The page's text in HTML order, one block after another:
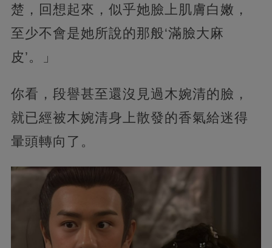
楚，回想起來，似乎她臉上肌膚白嫩，
至少不會是她所說的那般‘滿臉大麻
皮’。」
你看，段譽甚至還沒見過木婉清的臉，
就已經被木婉清身上散發的香氣給迷得
暈頭轉向了。